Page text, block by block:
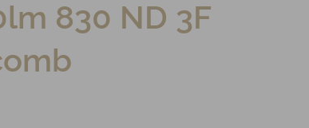
830 ND 3F